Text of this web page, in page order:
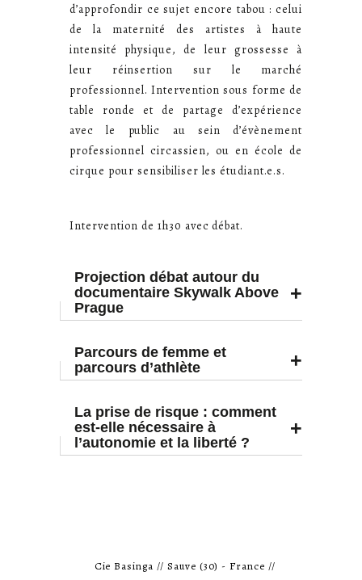
d’approfondir ce sujet encore tabou : celui
de la maternité des artistes à haute
intensité physique, de leur grossesse à
leur réinsertion sur le marché
professionnel. Intervention sous forme de
table ronde et de partage d’expérience
avec le public au sein d’évènement
professionnel circassien, ou en école de
cirque pour sensibiliser les étudiant.e.s.
Intervention de 1h30 avec débat.
Projection débat autour du
documentaire Skywalk Above
Prague
+
Parcours de femme et
parcours d’athlète
+
La prise de risque : comment
est-elle nécessaire à
l’autonomie et la liberté ?
+
Cie Basinga // Sauve (30) - France //